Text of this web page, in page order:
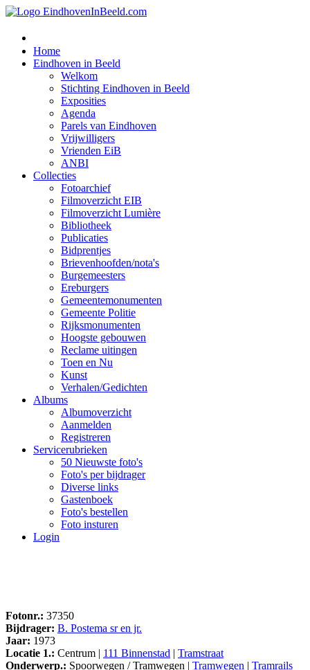
Home
Eindhoven in Beeld
Welkom
Stichting Eindhoven in Beeld
Exposities
Agenda
Parels van Eindhoven
Vrijwilligers
Vrienden EiB
ANBI
Collecties
Fotoarchief
Filmoverzicht EIB
Filmoverzicht Lumière
Bibliotheek
Publicaties
Bidprentjes
Brievenhoofden/nota's
Burgemeesters
Ereburgers
Gemeentemonumenten
Gemeente Politie
Rijksmonumenten
Hoogste gebouwen
Reclame uitingen
Toen en Nu
Kunst
Verhalen/Gedichten
Albums
Albumoverzicht
Aanmelden
Registreren
Servicerubrieken
50 Nieuwste foto's
Foto's per bijdrager
Diverse links
Gastenboek
Foto's bestellen
Foto insturen
Login
Fotonr.: 37350
Bijdrager: B. Postema sr en jr.
Jaar: 1973
Locatie 1.: Centrum | 111 Binnenstad | Tramstraat
Onderwerp.: Spoorwegen / Tramwegen | Tramwegen | Tramrails